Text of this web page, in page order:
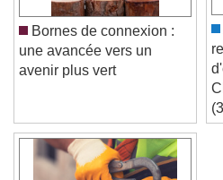
Bornes de connexion :
une avancée vers un